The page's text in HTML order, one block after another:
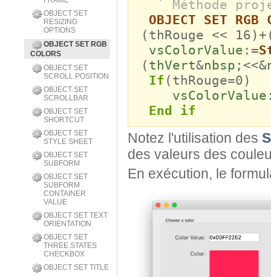
OBJECT SET
RESIZING
OPTIONS
OBJECT SET RGB
COLORS
OBJECT SET
SCROLL POSITION
OBJECT SET
SCROLLBAR
OBJECT SET
SHORTCUT
OBJECT SET
STYLE SHEET
OBJECT SET
SUBFORM
OBJECT SET
SUBFORM
CONTAINER
VALUE
OBJECT SET TEXT
ORIENTATION
OBJECT SET
THREE STATES
CHECKBOX
OBJECT SET TITLE
` Méthode projet
OBJECT SET RGB
(thRouge <<
vsColorValue :=
( thVert&nbsp ;<<&
If (thRouge=0)
vsColorValue
End if
Notez l'utilisation des
des valeurs des
En exécution, le